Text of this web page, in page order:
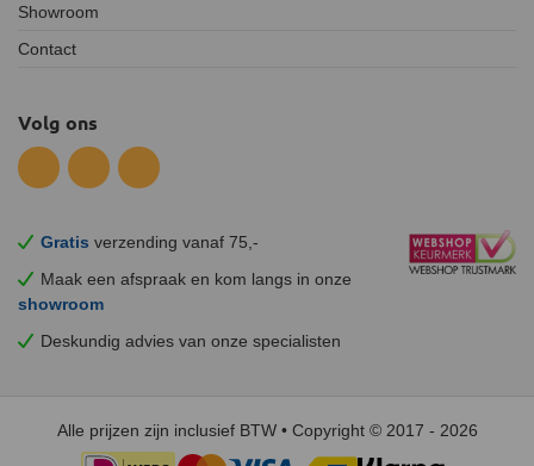
Gratis verzending vanaf 75,-
Maak een afspraak en kom langs in onze
showroom
Deskundig advies van onze specialisten
Showroom
Contact
Volg ons
Alle prijzen zijn inclusief BTW • Copyright © 2017 - 2026